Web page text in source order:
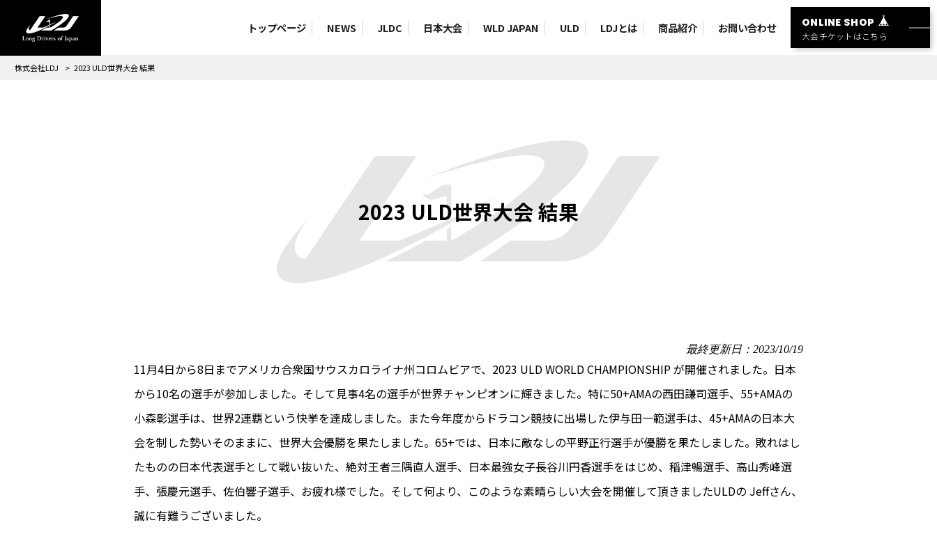
トップページ NEWS JLDC 日本大会 WLD JAPAN ULD LDJとは 商品紹介 お問い合わせ ONLINE SHOP
大会チケットはこちら
株式会社LDJ > 2023 ULD世界大会 結果
2023 ULD世界大会 結果
最終更新日：2023/10/19
11月4日から8日までアメリカ合衆国サウスカロライナ州コロムビアで、2023 ULD WORLD CHAMPIONSHIP が開催されました。日本
から10名の選手が参加しました。そして見事4名の選手が世界チャンピオンに輝きました。特に50+AMAの西田謙司選手、55+AMAの
小森彰選手は、世界2連覇という快挙を達成しました。また今年度からドラコン競技に出場した伊与田一範選手は、45+AMAの日本大
会を制した勢いそのままに、世界大会優勝を果たしました。65+では、日本に敵なしの平野正行選手が優勝を果たしました。敗れはし
たものの日本代表選手として戦い抜いた、絶対王者三隅直人選手、日本最強女子長谷川円香選手をはじめ、稲津暢選手、高山秀峰選
手、張慶元選手、佐伯響子選手、お疲れ様でした。そして何より、このような素晴らしい大会を開催して頂きましたULDの Jeffさん、
誠に有難うございました。